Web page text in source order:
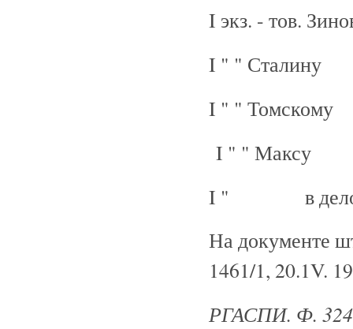
I экз. - тов.
I " " Сталину
I " " Томскому
I " " Максу
I " в
На документе
1461/1, 20.1V.
РГАСПИ. Ф. 324.